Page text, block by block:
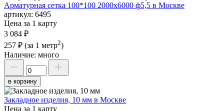
Арматурная сетка 100*100 2000х6000 ф5,5 в Москве
артикул: 6495
Цена за 1 карту
3 084 ₽
257 ₽ (за 1 метр2)
Наличие: много
в корзину
Закладное изделия, 10 мм в Москве
Цена за 1 карту